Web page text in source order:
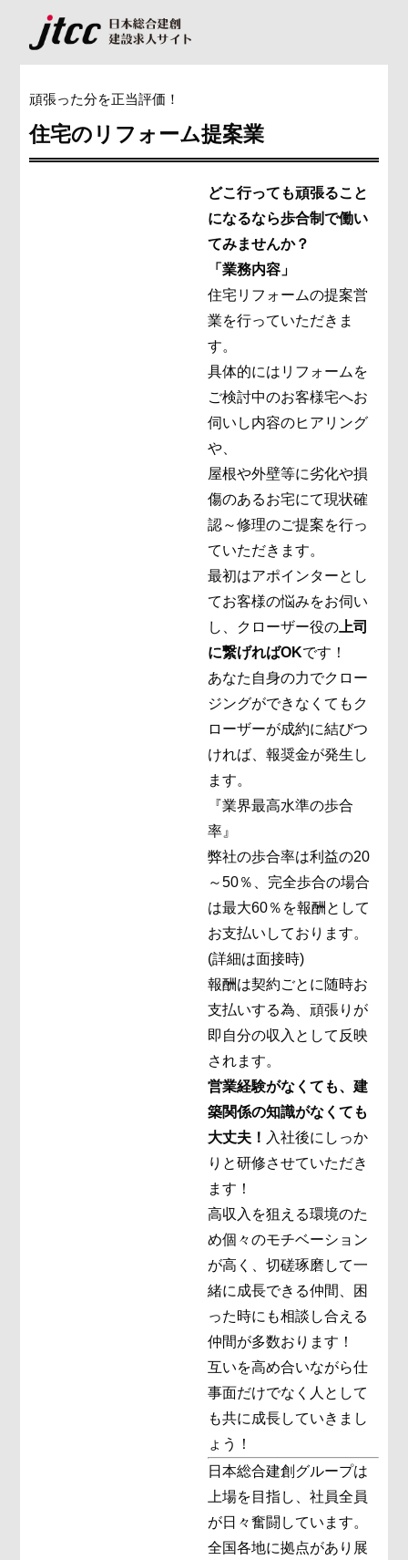
頑張った分を正当評価！
住宅のリフォーム提案業
どこ行っても頑張ること
になるなら歩合制で働い
てみませんか？
「業務内容」
住宅リフォームの提案営
業を行っていただきま
す。
具体的にはリフォームを
ご検討中のお客様宅へお
伺いし内容のヒアリング
や、
屋根や外壁等に劣化や損
傷のあるお宅にて現状確
認～修理のご提案を行っ
ていただきます。
最初はアポインターとし
てお客様の悩みをお伺い
し、クローザー役の上司
に繋げればOKです！
あなた自身の力でクロー
ジングができなくてもク
ローザーが成約に結びつ
ければ、報奨金が発生し
ます。
『業界最高水準の歩合
率』
弊社の歩合率は利益の20
～50％、完全歩合の場合
は最大60％を報酬として
お支払いしております。
(詳細は面接時)
報酬は契約ごとに随時お
支払いする為、頑張りが
即自分の収入として反映
されます。
営業経験がなくても、建
築関係の知識がなくても
大丈夫！ 入社後にしっか
りと研修させていただき
ます！
高収入を狙える環境のた
め個々のモチベーション
が高く、切磋琢磨して一
緒に成長できる仲間、困
った時にも相談し合える
仲間が多数おります！
互いを高め合いながら仕
事面だけでなく人として
も共に成長していきまし
ょう！
日本総合建創グループは
上場を目指し、社員全員
が日々奮闘しています。
全国各地に拠点があり展